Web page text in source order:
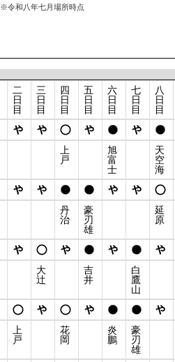
※令和八年七月場所時点
二
日
目
三
日
目
四
日
目
五
日
目
六
日
目
七
日
目
八
日
目
上
戸
旭
富
士
天
空
海
丹
治
豪
刃
雄
延
原
大
辻
吉
井
白
鷹
山
上
戸
花
岡
炎
鵬
豪
刃
雄